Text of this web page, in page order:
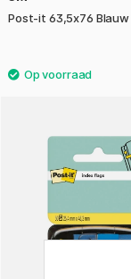
Post-it 63,5x76 Blauw